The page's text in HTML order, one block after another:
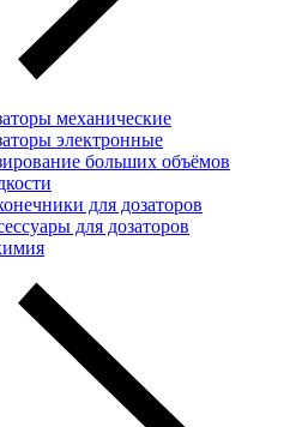
механические
электронные
больших объёмов
для дозаторов
для дозаторов